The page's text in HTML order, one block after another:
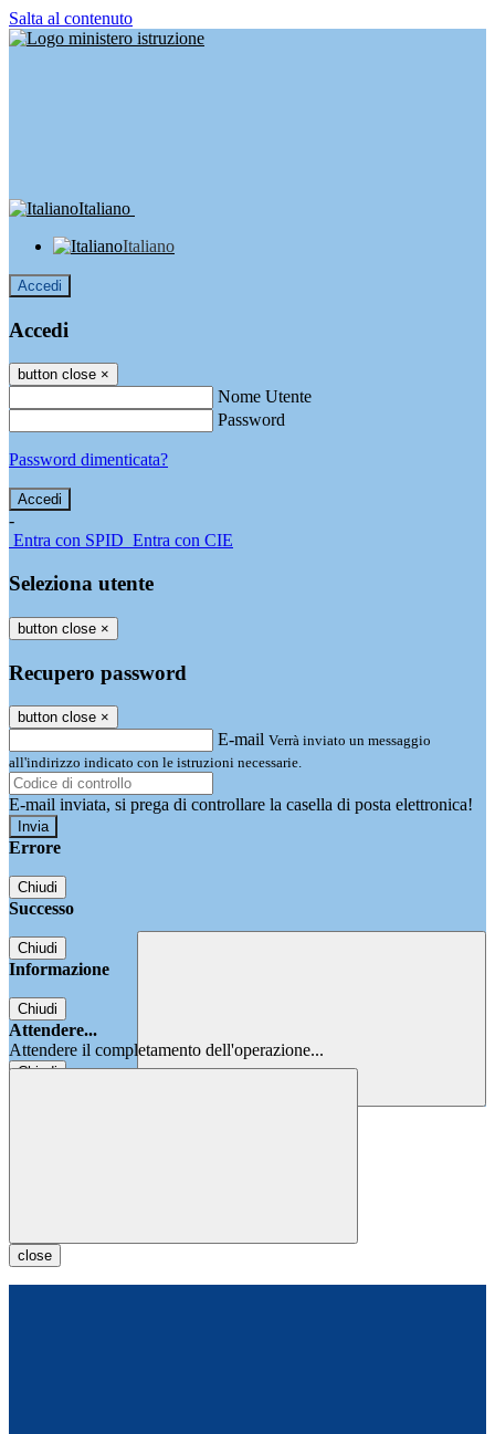
Salta al contenuto
Italiano
Italiano
Accedi
Accedi
button close ×
Nome Utente
Password
Password dimenticata?
-
Entra con SPID Entra con CIE
Seleziona utente
button close ×
Recupero password
button close ×
E-mail Verrà inviato un messaggio
all'indirizzo indicato con le istruzioni necessarie.
E-mail inviata, si prega di controllare la casella di posta elettronica!
Errore
Chiudi
Successo
Chiudi
Informazione
Chiudi
Attendere...
Attendere il completamento dell'operazione...
Chiudi
close